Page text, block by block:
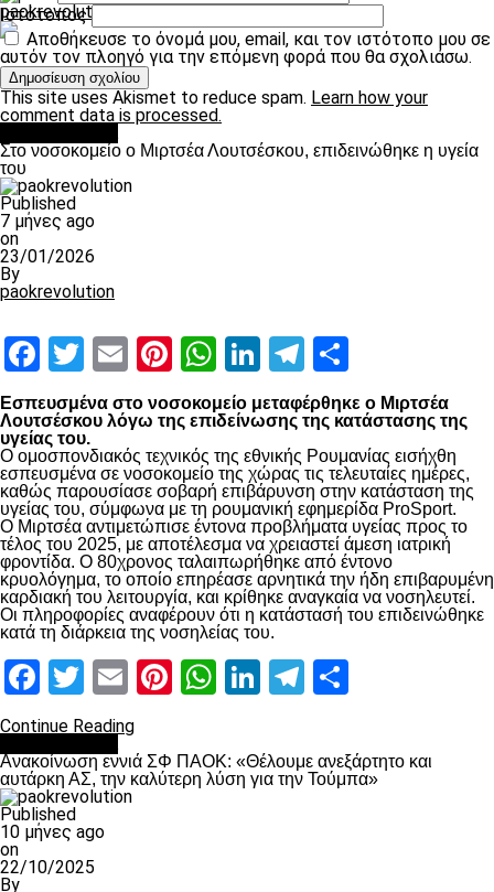
paokrevolution
Ιστότοπος
Αποθήκευσε το όνομά μου, email, και τον ιστότοπο μου σε
αυτόν τον πλοηγό για την επόμενη φορά που θα σχολιάσω.
This site uses Akismet to reduce spam. Learn how your
comment data is processed.
Στο νοσοκομείο ο Μιρτσέα Λουτσέσκου, επιδεινώθηκε η υγεία
του
Published
7 μήνες ago
on
23/01/2026
By
paokrevolution
Facebook
Twitter
EmailPinterest
WhatsApp
LinkedIn
Telegram
Εσπευσμένα στο νοσοκομείο μεταφέρθηκε ο Μιρτσέα
Λουτσέσκου λόγω της επιδείνωσης της κατάστασης της
υγείας του.
Ο ομοσπονδιακός τεχνικός της εθνικής Ρουμανίας εισήχθη
εσπευσμένα σε νοσοκομείο της χώρας τις τελευταίες ημέρες,
καθώς παρουσίασε σοβαρή επιβάρυνση στην κατάσταση της
υγείας του, σύμφωνα με τη ρουμανική εφημερίδα ProSport.
Ο Μιρτσέα αντιμετώπισε έντονα προβλήματα υγείας προς το
τέλος του 2025, με αποτέλεσμα να χρειαστεί άμεση ιατρική
φροντίδα. Ο 80χρονος ταλαιπωρήθηκε από έντονο
κρυολόγημα, το οποίο επηρέασε αρνητικά την ήδη επιβαρυμένη
καρδιακή του λειτουργία, και κρίθηκε αναγκαία να νοσηλευτεί.
Οι πληροφορίες αναφέρουν ότι η κατάστασή του επιδεινώθηκε
κατά τη διάρκεια της νοσηλείας του.
Facebook
Twitter
EmailPinterest
WhatsApp
LinkedIn
Telegram
Continue Reading
Ανακοίνωση εννιά ΣΦ ΠΑΟΚ: «Θέλουμε ανεξάρτητο και
αυτάρκη ΑΣ, την καλύτερη λύση για την Τούμπα»
Published
10 μήνες ago
on
22/10/2025
By